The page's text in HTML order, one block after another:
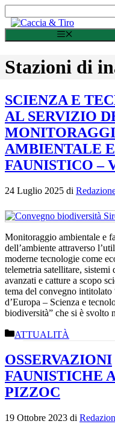
Stazioni di
SCIENZA E
AL SERVIZIO
AMBIENTALE E
FAUNISTICO –
24 Luglio 2025 di
Monitoraggio ambientale e
dell’ambiente attraverso
moderne tecnologie come
telemetria satellitare, sistemi
avanzati e catture a scopo
tema del convegno intitolato
d’Europa – Scienza e
biodiversità” che si è svolto
Categorie
ATTUALITÀ
OSSERVAZIONI
FAUNISTICHE
PIZZOC
19 Ottobre 2023 di